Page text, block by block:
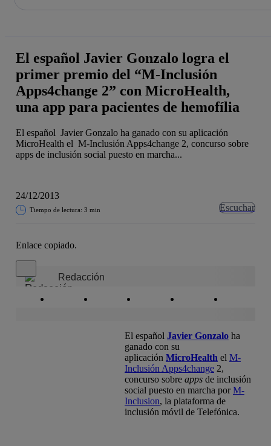
El español Javier Gonzalo logra el
primer premio del “M-Inclusión
Apps4change 2” con MicroHealth,
una app para pacientes de hemofília
El español Javier Gonzalo ha ganado con su aplicación
MicroHealth el M-Inclusión Apps4change 2, concurso sobre
apps de inclusión social puesto en marcha...
24/12/2013
Tiempo de lectura: 3 min Escuchar
Enlace copiado.
Redacción
El español Javier Gonzalo ha
ganado con su
aplicación MicroHealth el M-
Inclusión Apps4change 2,
concurso sobre apps de inclusión
social puesto en marcha porM-
Inclusion, la plataforma de
inclusión móvil de Telefónica.